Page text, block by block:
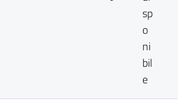
sp
o
ni
bil
e